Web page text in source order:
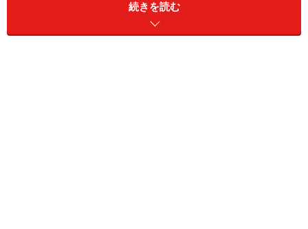
セレウス菌は納豆菌の仲間
続きを読む